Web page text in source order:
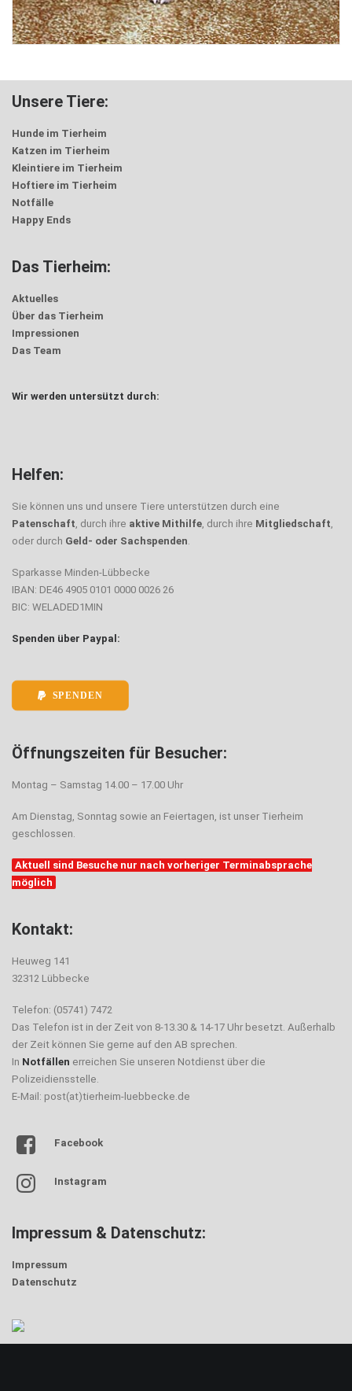
Unsere Tiere:
Hunde im Tierheim
Katzen im Tierheim
Kleintiere im Tierheim
Hoftiere im Tierheim
Notfälle
Happy Ends
Das Tierheim:
Aktuelles
Über das Tierheim
Impressionen
Das Team
Wir werden untersützt durch:
Helfen:
Sie können uns und unsere Tiere unterstützen durch eine
Patenschaft, durch ihre aktive Mithilfe, durch ihre Mitgliedschaft,
oder durch Geld- oder Sachspenden.
Sparkasse Minden-Lübbecke
IBAN: DE46 4905 0101 0000 0026 26
BIC: WELADED1MIN
Spenden über Paypal:
SPENDEN
Öffnungszeiten für Besucher:
Montag – Samstag 14.00 – 17.00 Uhr
Am Dienstag, Sonntag sowie an Feiertagen, ist unser Tierheim
geschlossen.
Aktuell sind Besuche nur nach vorheriger Terminabsprache
möglich
Kontakt:
Heuweg 141
32312 Lübbecke
Telefon: (05741) 7472
Das Telefon ist in der Zeit von 8-13.30 & 14-17 Uhr besetzt. Außerhalb
der Zeit können Sie gerne auf den AB sprechen.
In Notfällen erreichen Sie unseren Notdienst über die
Polizeidiensstelle.
E-Mail: post(at)tierheim-luebbecke.de
Facebook
Instagram
Impressum & Datenschutz:
Impressum
Datenschutz